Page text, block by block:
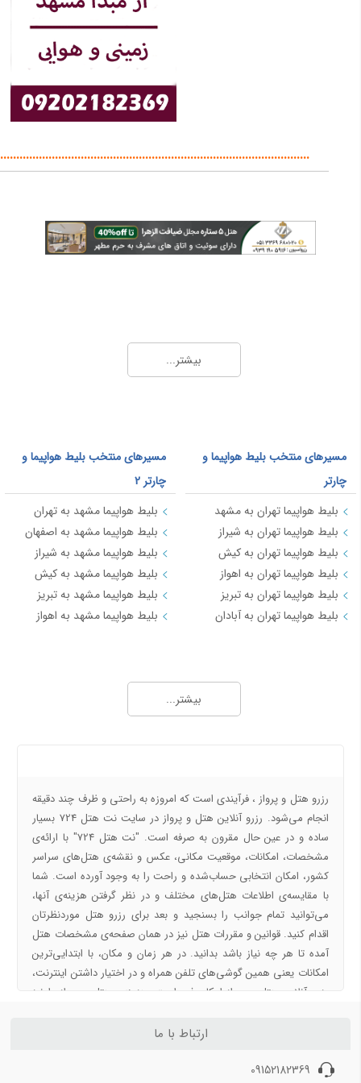
بوشهر
10,901
بیرجند
9,647
سنت پتر بورگ
50,974
95,125
6,453
قندهار
17,943
بندرعباس
دالامان
35,010
اصفهان
7,264
طبس
9,198
بیشتر...
مسیرهای منتخب بلیط هواپیما و
چارتر
بلیط هواپیما تهران به مشهد
بلیط هواپیما تهران به شیراز
بلیط هواپیما تهران به کیش
بلیط هواپیما تهران به اهواز
بلیط هواپیما تهران به تبریز
بلیط هواپیما تهران به آبادان
مسیرهای منتخب بلیط هواپیما و
چارتر 2
بلیط هواپیما مشهد به تهران
بلیط هواپیما مشهد به اصفهان
بلیط هواپیما مشهد به شیراز
بلیط هواپیما مشهد به کیش
بلیط هواپیما مشهد به تبریز
بلیط هواپیما مشهد به اهواز
بلیط هواپیما کیش به تهران
بلیط هواپیما کیش به بندرعباس
مسیرهای منتخب بلیط هواپیما و چارتر 4
بلیط هواپیما اهواز به تهران
بلیط هواپیما اهواز به مشهد
بلیط هواپیما اصفهان به تهران
بلیط هواپیما اصفهان به مشهد
بلیط هواپیما شیراز به تهران
بلیط هواپیما شیراز به مشهد
بیشتر...
رزرو هتل و پرواز ، فرآیندی است که امروزه به راحتی و ظرف چند دقیقه
انجام می‌شود. رزرو آنلاین هتل و پرواز در سایت نت هتل 724 بسیار
ساده و در عین حال مقرون به صرفه است. "نت هتل 724" با ارائه‌ی
مشخصات، امکانات، موقعیت مکانی، عکس‌ و نقشه‌ی هتل‌های سراسر
کشور، امکان انتخابی حساب‌شده و راحت را به وجود آورده است. شما
با مقایسه‌ی اطلاعات هتل‌های مختلف و در نظر گرفتن هزینه‌ی آنها،
می‌توانید تمام جوانب را بسنجید و بعد برای رزرو هتل موردنظرتان
اقدام کنید. قوانین و مقررات هتل نیز در همان صفحه‌ی مشخصات هتل
آمده تا هر چه نیاز باشد بدانید. در هر زمان و مکان، با ابتدایی‌ترین
امکانات یعنی همین گوشی‌های تلفن همراه و در اختیار داشتن اینترنت،
رزرو آنلاین هتل و پرواز امکان‌پذیر است. هزینه‌ی هتل و پرواز را نیز
دریافت خواهید کرد. "نت هتل 724" با در دستور کار قرار دادن شعار
مشهد، هتل‌های کیش، هتل‌های اصفهان، هتل‌های شیراز، هتل‌های
ارتباط با ما
09152182369